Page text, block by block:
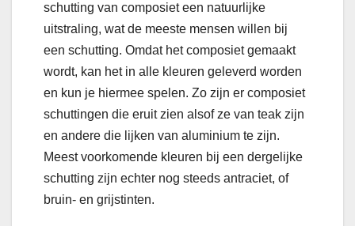
schutting van composiet een natuurlijke
uitstraling, wat de meeste mensen willen bij
een schutting. Omdat het composiet gemaakt
wordt, kan het in alle kleuren geleverd worden
en kun je hiermee spelen. Zo zijn er composiet
schuttingen die eruit zien alsof ze van teak zijn
en andere die lijken van aluminium te zijn.
Meest voorkomende kleuren bij een dergelijke
schutting zijn echter nog steeds antraciet, of
bruin- en grijstinten.